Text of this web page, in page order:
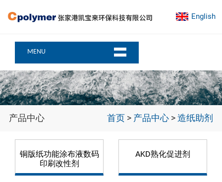
English
MENU
产品中心 首页 > 产品中心 >造纸助剂
铜版纸功能涂布液数码
印刷改性剂
AKD熟化促进剂